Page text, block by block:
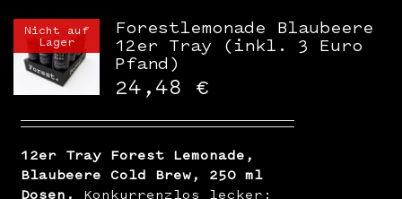
Presse
WooCommerce Warenkorb
Nicht auf
Lager
Forestlemonade Blaubeere
12er Tray (inkl. 3 Euro
Pfand)
24,48 €
12er Tray Forest Lemonade,
Blaubeere Cold Brew, 250 ml
Dosen.
Konkurrenzlos lecker: